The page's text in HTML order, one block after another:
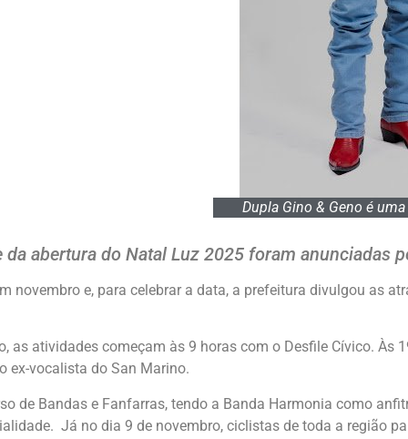
Dupla Gino & Geno é
abertura do Natal Luz 2025 foram anunciadas
novembro e, para celebrar a data, a prefeitura divulgou as
as atividades começam às 9 horas com o Desfile Cívico. Às
ex-vocalista do San Marino.
de Bandas e Fanfarras, tendo a Banda Harmonia como
Já no dia 9 de novembro, ciclistas de toda a região